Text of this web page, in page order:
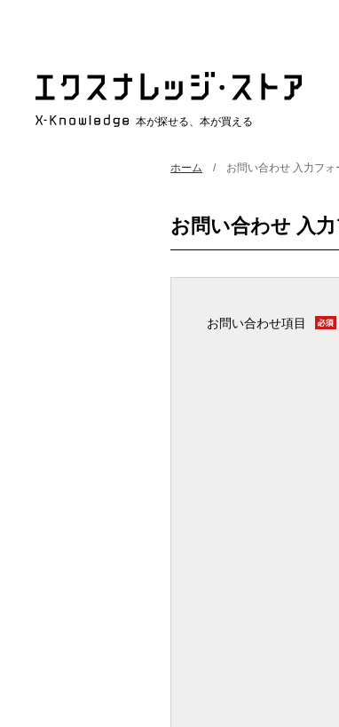
本が探せる、本が買える
ホーム お問い合わせ 入力フォ
お問い合わせ 入
お問い合わせ項目